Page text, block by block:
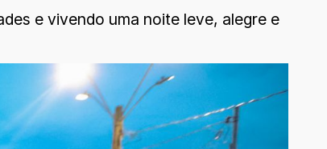
e vivendo uma noite leve, alegre e